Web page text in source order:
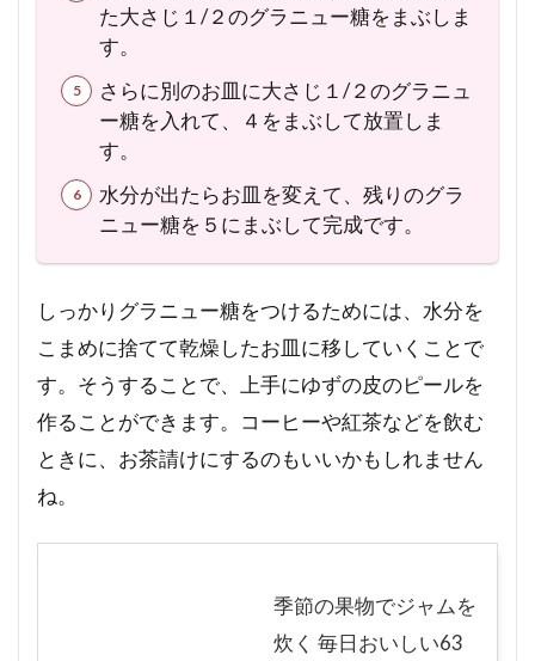
た大さじ１/２のグラニュー糖をまぶしま
す。
さらに別のお皿に大さじ１/２のグラニュ
ー糖を入れて、４をまぶして放置しま
す。
水分が出たらお皿を変えて、残りのグラ
ニュー糖を５にまぶして完成です。
しっかりグラニュー糖をつけるためには、水分を
こまめに捨てて乾燥したお皿に移していくことで
す。そうすることで、上手にゆずの皮のピールを
作ることができます。コーヒーや紅茶などを飲む
ときに、お茶請けにするのもいいかもしれません
ね。
季節の果物でジャムを
炊く 毎日おいしい63